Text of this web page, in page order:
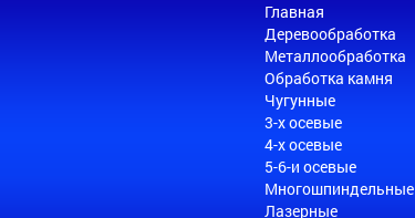
Главная
Деревообработка
Металлообработка
Обработка камня
Чугунные
3-х осевые
4-х осевые
5-6-и осевые
Многошпиндельные
Лазерные